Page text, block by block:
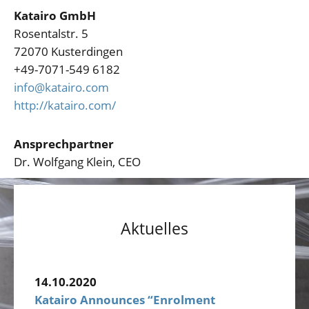
Katairo GmbH
Rosentalstr. 5
72070 Kusterdingen
+49-7071-549 6182
info@katairo.com
http://katairo.com/
Ansprechpartner
Dr. Wolfgang Klein, CEO
Aktuelles
14.10.2020
Katairo Announces “Enrolment